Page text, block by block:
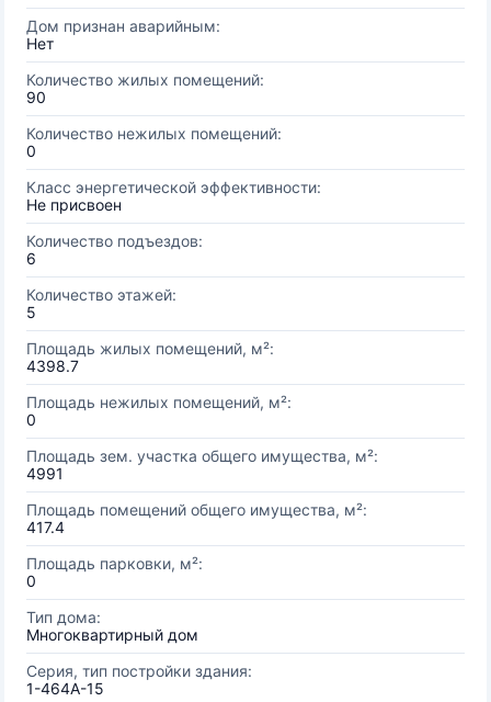
Дом признан аварийным:
Нет
Количество жилых помещений:
90
Количество нежилых помещений:
0
Класс энергетической эффективности:
Не присвоен
Количество подъездов:
6
Количество этажей:
5
Площадь жилых помещений, м²:
4398.7
Площадь нежилых помещений, м²:
0
Площадь зем. участка общего имущества, м²:
4991
Площадь помещений общего имущества, м²:
417.4
Площадь парковки, м²:
0
Тип дома:
Многоквартирный дом
Серия, тип постройки здания:
1-464А-15